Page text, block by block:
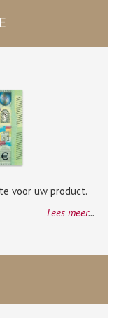
voor uw product.
Lees meer...